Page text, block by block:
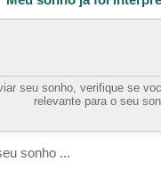
seu sonho, verifique se
relevante para o seu